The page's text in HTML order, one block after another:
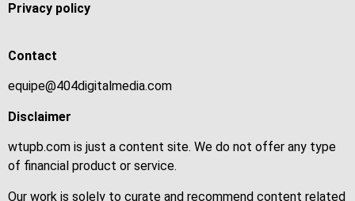
Privacy policy
Contact
equipe@404digitalmedia.com
Disclaimer
wtupb.com is just a content site. We do not offer any type
of financial product or service.
Our work is solely to curate and recommend content related